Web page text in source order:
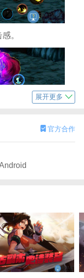
。
战。
展开更多
官方合作